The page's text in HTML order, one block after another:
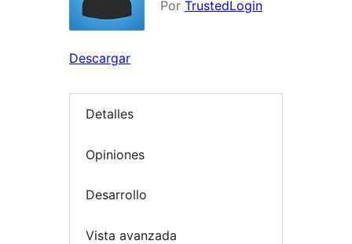
Por TrustedLogin
Descargar
Detalles
Opiniones
Desarrollo
Vista avanzada